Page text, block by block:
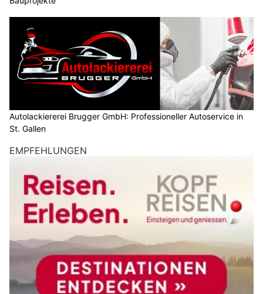
Autolackiererei Brugger GmbH: Professioneller Autoservice in
St. Gallen
EMPFEHLUNGEN